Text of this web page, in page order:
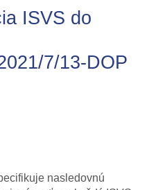
ISVS do
7/13-DOP
nasledovnú